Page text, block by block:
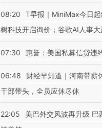
08:20
T早报｜MiniMax今日
树科技开启询价；谷歌AI人事大
07:30 惠誉：美国私募信贷违
06:48
财经早知道｜河南带薪
干部带头，全员应休尽休
22:05
美巴外交风波再升级 巴